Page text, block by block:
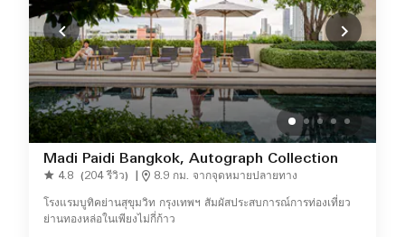
Madi Paidi Bangkok, Autograph Collection
4.8 (204 รีวิว) 8.9 กม. จากจุดหมายปลายทาง
โรงแรมบูทิคย่านสุขุมวิท กรุงเทพฯ สัมผัสประสบการณ์การท่องเที่ยว
ย่านทองหล่อในเพียงไม่กี่ก้าว